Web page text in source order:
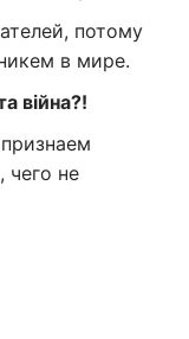
потому
в мире.
війна?!
чего не